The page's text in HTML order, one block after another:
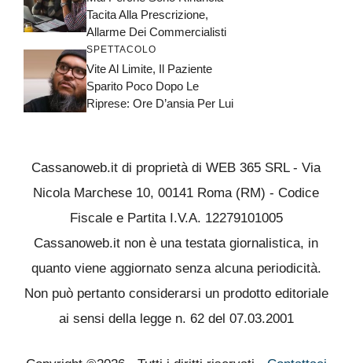
Tacita Alla Prescrizione,
Allarme Dei Commercialisti
SPETTACOLO
Vite Al Limite, Il Paziente
Sparito Poco Dopo Le
Riprese: Ore D’ansia Per Lui
Cassanoweb.it di proprietà di WEB 365 SRL - Via
Nicola Marchese 10, 00141 Roma (RM) - Codice
Fiscale e Partita I.V.A. 12279101005
Cassanoweb.it non è una testata giornalistica, in
quanto viene aggiornato senza alcuna periodicità.
Non può pertanto considerarsi un prodotto editoriale
ai sensi della legge n. 62 del 07.03.2001